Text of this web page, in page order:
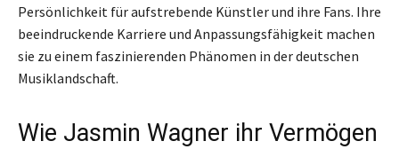
Persönlichkeit für aufstrebende Künstler und ihre Fans. Ihre
beeindruckende Karriere und Anpassungsfähigkeit machen
sie zu einem faszinierenden Phänomen in der deutschen
Musiklandschaft.
Wie Jasmin Wagner ihr Vermögen